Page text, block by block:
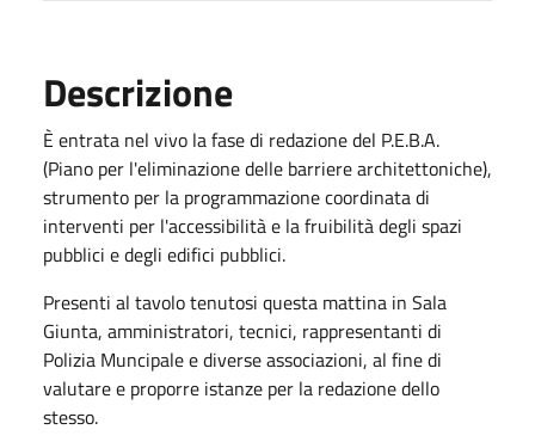
Descrizione
È entrata nel vivo la fase di redazione del P.E.B.A.
(Piano per l'eliminazione delle barriere architettoniche),
strumento per la programmazione coordinata di
interventi per l'accessibilità e la fruibilità degli spazi
pubblici e degli edifici pubblici.
Presenti al tavolo tenutosi questa mattina in Sala
Giunta, amministratori, tecnici, rappresentanti di
Polizia Muncipale e diverse associazioni, al fine di
valutare e proporre istanze per la redazione dello
stesso.